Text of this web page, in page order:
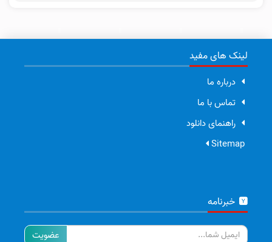
لینک های مفید
درباره ما
تماس با ما
راهنمای دانلود
Sitemap
خبرنامه
ایمیل